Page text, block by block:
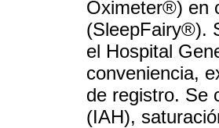
Oximeter®) en
(SleepFairy®).
el Hospital
conveniencia,
de registro. Se
(IAH),